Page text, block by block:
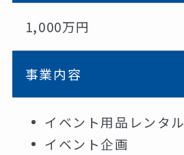
1,000万円
事業内容
イベント用品レンタル
イベント企画